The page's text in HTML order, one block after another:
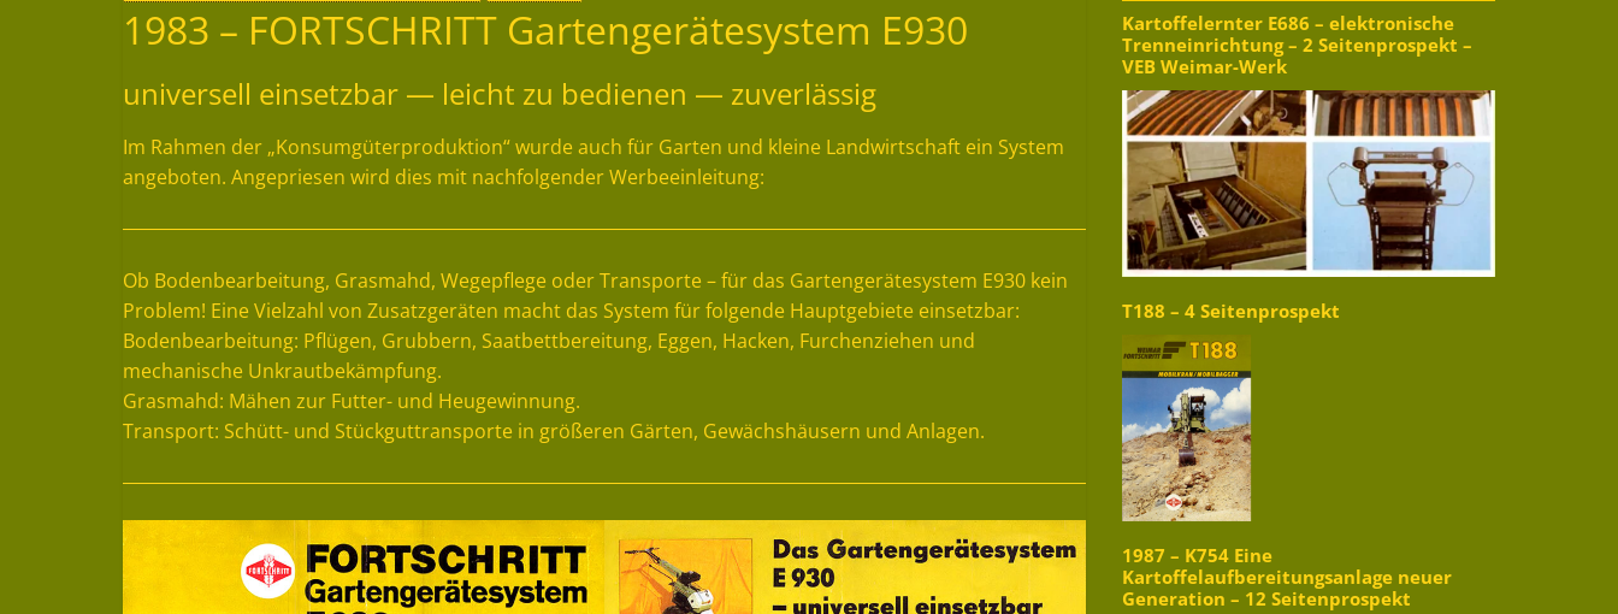
1983 – FORTSCHRITT Gartengerätesystem E930
universell einsetzbar — leicht zu bedienen — zuverlässig
Im Rahmen der „Konsumgüterproduktion“ wurde auch für Garten und kleine Landwirtschaft ein System
angeboten. Angepriesen wird dies mit nachfolgender Werbeeinleitung:
Ob Bodenbearbeitung, Grasmahd, Wegepflege oder Transporte – für das Gartengerätesystem E930 kein
Problem! Eine Vielzahl von Zusatzgeräten macht das System für folgende Hauptgebiete einsetzbar:
Bodenbearbeitung: Pflügen, Grubbern, Saatbettbereitung, Eggen, Hacken, Furchenziehen und
mechanische Unkrautbekämpfung.
Grasmahd: Mähen zur Futter- und Heugewinnung.
Transport: Schütt- und Stückguttransporte in größeren Gärten, Gewächshäusern und Anlagen.
Kartoffelernter E686 – elektronische
Trenneinrichtung – 2 Seitenprospekt –
VEB Weimar-Werk
T188 – 4 Seitenprospekt
1987 – K754 Eine
Kartoffelaufbereitungsanlage neuer
Generation – 12 Seitenprospekt